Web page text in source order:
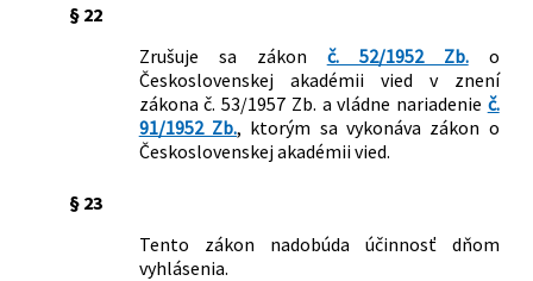
§ 22
Zrušuje sa zákon č. 52/1952 Zb.o
Československej akadémii vied v znení
zákona č. 53/1957 Zb. a vládne nariadenie č.
91/1952 Zb., ktorým sa vykonáva zákon o
Československej akadémii vied.
§ 23
Tento zákon nadobúda účinnosť dňom
vyhlásenia.